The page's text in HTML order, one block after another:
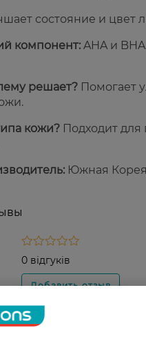
состояние и цвет
компонент: AHA и BHA
решает? Помогает
кожи? Подходит для
Южная
0 відгуків